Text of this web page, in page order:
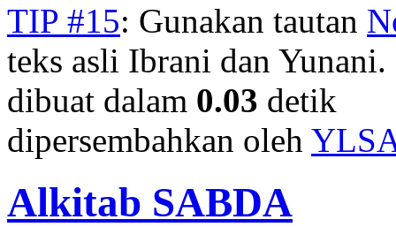
TIP #15: Gunakan tautan
teks asli Ibrani dan
dibuat dalam 0.03 detik
dipersembahkan oleh
Alkitab SABDA